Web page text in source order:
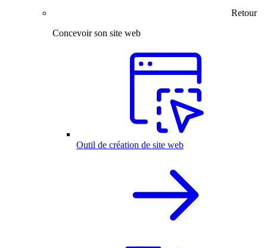
Retour
Concevoir son site web
Outil de création de site web